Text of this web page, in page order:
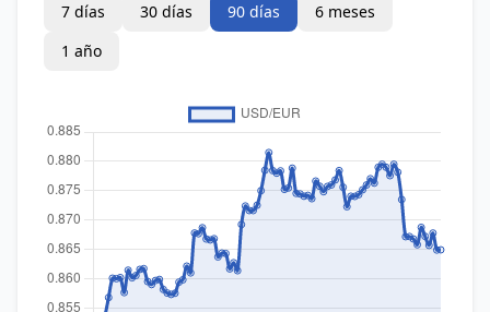
7 días 30 días 90 días
6 meses
1 año